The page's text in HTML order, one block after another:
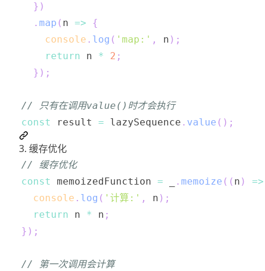
} )
. map ( n =>
{
console . log ( 'map:' , n ) ;
return n * 2 ;
} ) ;
// 只有在调用value()时才会执行
const
result = lazySequence . value ( ) ;
3. 缓存优化
// 缓存优化
const
memoizedFunction = . memoize ( ( n )
=>
console . log ( '计算:' , n ) ;
return n * n ;
} ) ;
// 第一次调用会计算